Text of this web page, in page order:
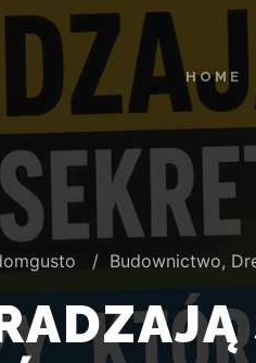
HOME
Budownictwo,